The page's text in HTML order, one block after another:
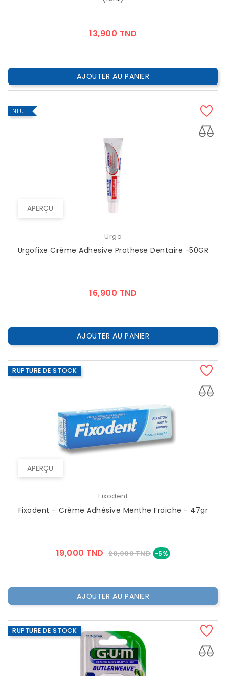
13,900 TND
AJOUTER AU PANIER
APERÇU
NEUF
Urgo
Urgofixe Crème Adhesive Prothese Dentaire -50GR
16,900 TND
AJOUTER AU PANIER
APERÇU
RUPTURE DE STOCK
Fixodent
Fixodent - Crème Adhésive Menthe Fraiche - 47gr
19,000 TND Prix
20,000 TND -5%Prix
AJOUTER AU PANIER
RUPTURE DE STOCK